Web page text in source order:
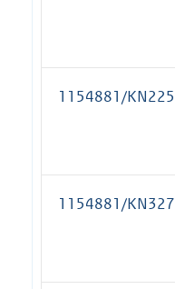
1154881/KN225
1154881/KN327